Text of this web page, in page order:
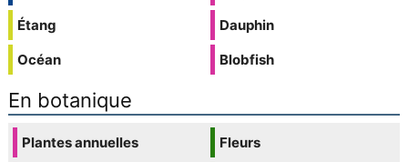
Étang
Océan
Dauphin
Blobfish
En botanique
Plantes annuelles
Fleurs